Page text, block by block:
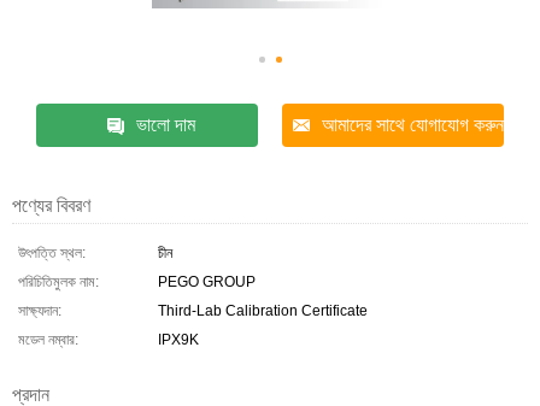
ভালো দাম আমাদের সাথে যোগাযোগ করুন
পণ্যের বিবরণ
উৎপত্তি স্থল:
চীন
পরিচিতিমুলক নাম:
PEGO GROUP
সাক্ষ্যদান:
Third-Lab Calibration Certificate
মডেল নম্বার:
IPX9K
প্রদান